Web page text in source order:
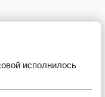
исполнилось